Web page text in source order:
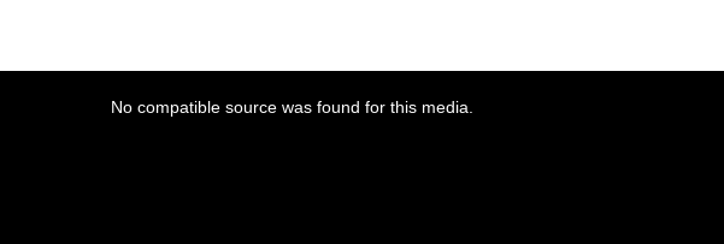
No compatible source was found for this media.